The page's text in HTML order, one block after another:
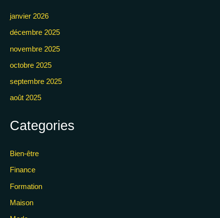
janvier 2026
décembre 2025
novembre 2025
octobre 2025
septembre 2025
août 2025
Categories
Bien-être
Finance
Formation
Maison